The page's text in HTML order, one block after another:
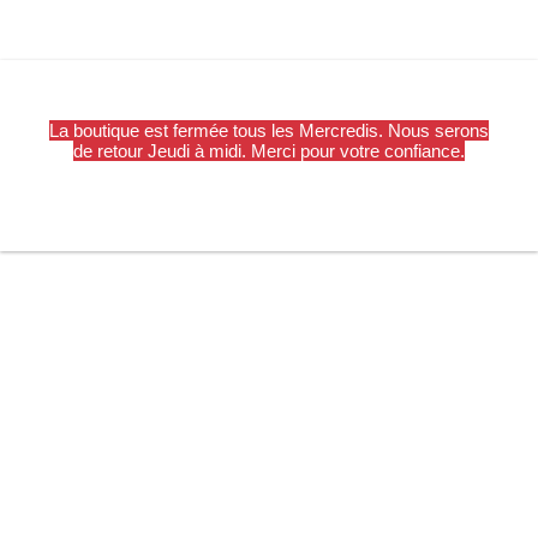
La boutique est fermée tous les Mercredis. Nous serons
de retour Jeudi à midi. Merci pour votre confiance.